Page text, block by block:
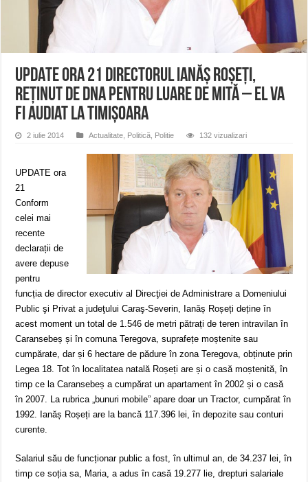
ANUNȚ OPRIRE APĂ în Reșița, cartier Țerova – avarie – 04.08.2026
ANUNȚ OPRIRE APĂ în Reșița – avarie – 03.08.2026 – Calea Caransebeșului
UPDATE ORA 21 Directorul Ianăș Roșeți,
reținut de DNA pentru luare de mită – el va
fi audiat la Timișoara
2 iulie 2014 Actualitate Politică Politie 132 vizualizari
UPDATE ora
21
Conform
celei mai
recente
declarații de
avere depuse
pentru
funcția de director executiv al Direcţiei de Administrare a Domeniului
Public şi Privat a judeţului Caraş-Severin, Ianăș Roșeți deține în
acest moment un total de 1.546 de metri pătrați de teren intravilan în
Caransebeș și în comuna Teregova, suprafețe moștenite sau
cumpărate, dar și 6 hectare de pădure în zona Teregova, obținute prin
Legea 18. Tot în localitatea natală Roșeți are și o casă moștenită, în
timp ce la Caransebeș a cumpărat un apartament în 2002 și o casă
în 2007. La rubrica „bunuri mobile” apare doar un Tractor, cumpărat în
1992. Ianăș Roșeți are la bancă 117.396 lei, în depozite sau conturi
curente.
Salariul său de funcționar public a fost, în ultimul an, de 34.237 lei, în
timp ce soția sa, Maria, a adus în casă 19.277 lie, drepturi salariale